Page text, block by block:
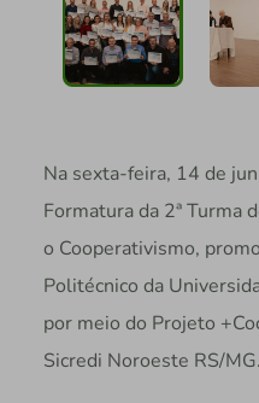
Na sexta-feira, 14 de
Formatura da 2ª Turma
o Cooperativismo,
Politécnico da
por meio do Projeto
Sicredi Noroeste RS/MG.